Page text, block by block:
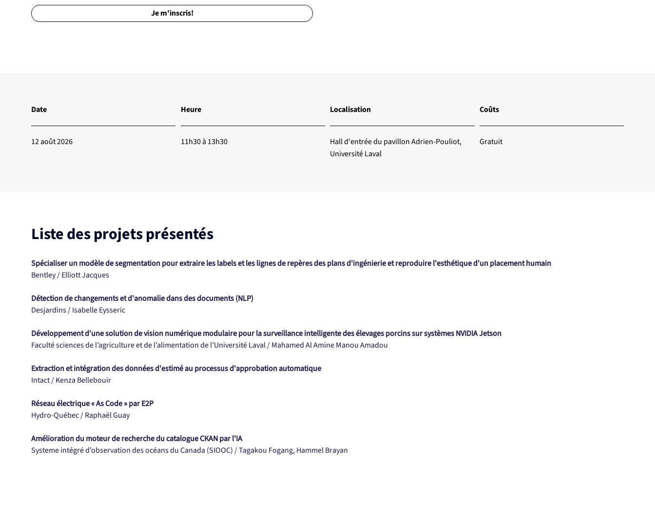
Je m'inscris!
Date
12 août 2026
Heure
11h30 à 13h30
Localisation
Hall d'entrée du pavillon Adrien-Pouliot,
Université Laval
Coûts
Gratuit
Liste des projets présentés
Spécialiser un modèle de segmentation pour extraire les labels et les lignes de repères des plans d'ingénierie et reproduire l'esthétique d'un placement humain
Bentley / Elliott Jacques
Détection de changements et d'anomalie dans des documents (NLP)
Desjardins / Isabelle Eysseric
Développement d'une solution de vision numérique modulaire pour la surveillance intelligente des élevages porcins sur systèmes NVIDIA Jetson
Faculté sciences de l’agriculture et de l’alimentation de l’Université Laval / Mahamed Al Amine Manou Amadou
Extraction et intégration des données d'estimé au processus d'approbation automatique
Intact / Kenza Bellebouir
Réseau électrique « As Code » par E2P
Hydro-Québec / Raphaël Guay
Amélioration du moteur de recherche du catalogue CKAN par l'IA
Systeme intégré d’observation des océans du Canada (SIOOC) / Tagakou Fogang, Hammel Brayan